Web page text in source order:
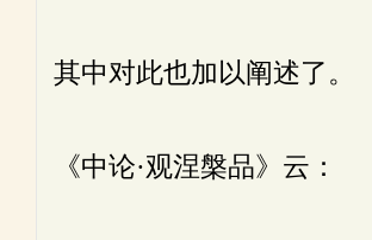
其中对此也加以阐述了。
《中论·观涅槃品》云：